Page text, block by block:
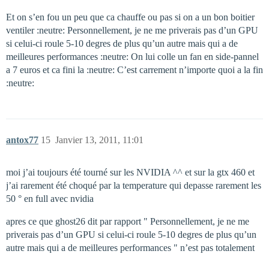
Et on s’en fou un peu que ca chauffe ou pas si on a un bon boitier
ventiler :neutre: Personnellement, je ne me priverais pas d’un GPU
si celui-ci roule 5-10 degres de plus qu’un autre mais qui a de
meilleures performances :neutre: On lui colle un fan en side-pannel
a 7 euros et ca fini la :neutre: C’est carrement n’importe quoi a la fin
:neutre:
antox77 Janvier 13, 2011, 11:01
15
moi j’ai toujours été tourné sur les NVIDIA ^^ et sur la gtx 460 et
j’ai rarement été choqué par la temperature qui depasse rarement les
50 ° en full avec nvidia
apres ce que ghost26 dit par rapport " Personnellement, je ne me
priverais pas d’un GPU si celui-ci roule 5-10 degres de plus qu’un
autre mais qui a de meilleures performances " n’est pas totalement